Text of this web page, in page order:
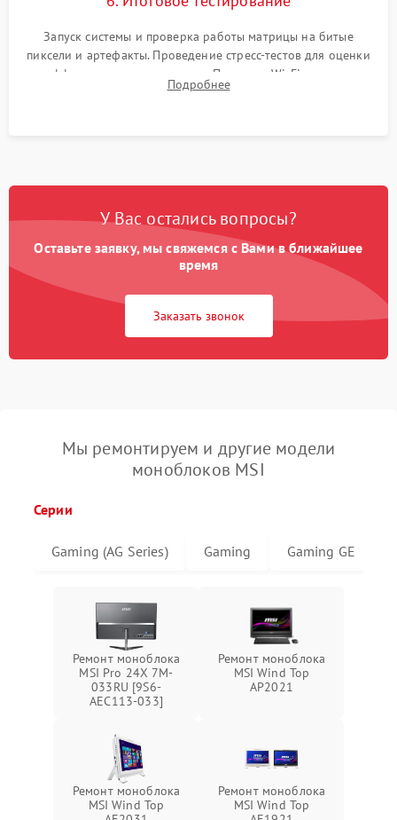
Запуск системы и проверка работы матрицы на битые
пиксели и артефакты. Проведение стресс-тестов для оценки
эффективности охлаждения. Проверка Wi-Fi, камеры,
микрофона и всех портов перед выдачей устройства.
Подробнее
У Вас остались вопросы?
Оставьте заявку, мы свяжемся с Вами в ближайшее
время
Заказать звонок
Мы ремонтируем и другие модели
моноблоков MSI
Серии
Gaming (AG Series) Gaming Gaming GE
Ремонт моноблока
MSI Pro 24X 7M-
033RU [9S6-
AEC113-033]
Ремонт моноблока
MSI Wind Top
AP2021
Ремонт моноблока
MSI Wind Top
Ремонт моноблока
MSI Wind Top